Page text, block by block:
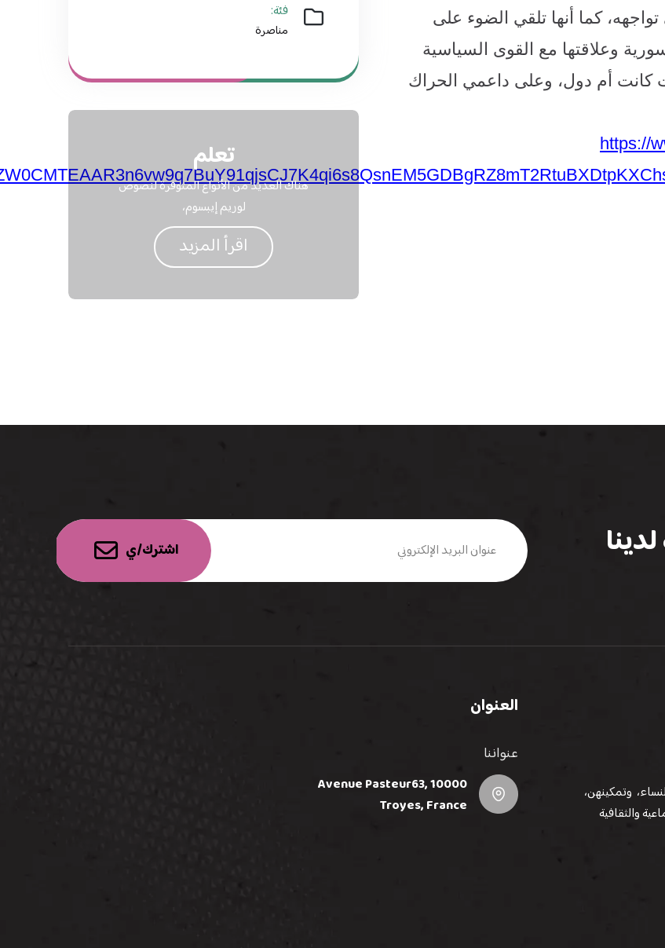
كما أنها تلقي الضوء على
وعلاقتها مع القوى السياسية
كانت أم دول، وعلى داعمي الحراك
https://
فئة:
مناصرة
تعلم
هناك العديد من الأنواع المتوفرة لنصوص
لوريم إيبسوم،
اقرأ المزيد
اشترك/ي
العنوان
عنواننا
Avenue Pasteur63, 10000
Troyes, France
وتمكينهن،
والثقافية